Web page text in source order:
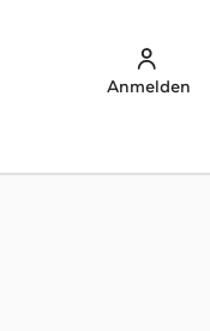
Anmelden